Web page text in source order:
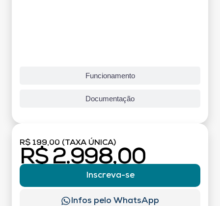
Funcionamento
Documentação
R$ 199,00 (TAXA ÚNICA)
R$ 2.998,00
Inscreva-se
Infos pelo WhatsApp